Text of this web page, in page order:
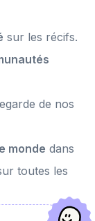
comment la
devenir de
de la mission
Gallardo,
freediving &
cela possible.
sur les récifs.
de nos
monde dans
toutes les